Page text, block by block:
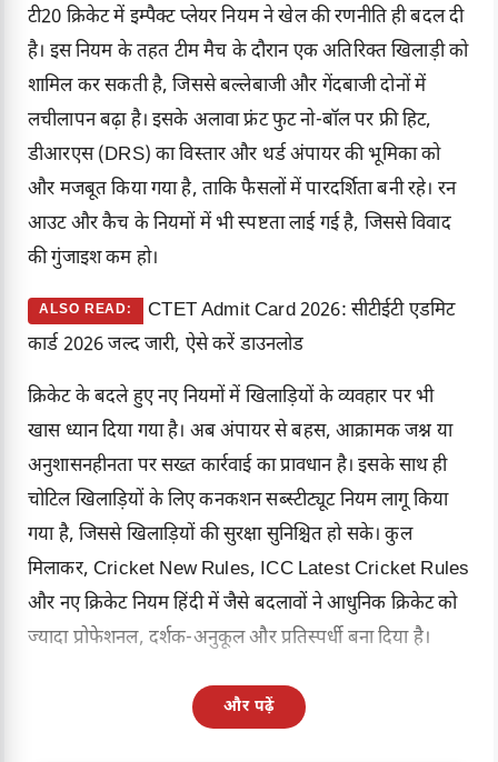
टी20 क्रिकेट में इम्पैक्ट प्लेयर नियम ने खेल की रणनीति ही बदल दी
है। इस नियम के तहत टीम मैच के दौरान एक अतिरिक्त खिलाड़ी को
शामिल कर सकती है, जिससे बल्लेबाजी और गेंदबाजी दोनों में
लचीलापन बढ़ा है। इसके अलावा फ्रंट फुट नो-बॉल पर फ्री हिट,
डीआरएस (DRS) का विस्तार और थर्ड अंपायर की भूमिका को
और मजबूत किया गया है, ताकि फैसलों में पारदर्शिता बनी रहे। रन
आउट और कैच के नियमों में भी स्पष्टता लाई गई है, जिससे विवाद
की गुंजाइश कम हो।
ALSO READ:
CTET Admit Card 2026: सीटीईटी एडमिट
कार्ड 2026 जल्द जारी, ऐसे करें डाउनलोड
क्रिकेट के बदले हुए नए नियमों में खिलाड़ियों के व्यवहार पर भी
खास ध्यान दिया गया है। अब अंपायर से बहस, आक्रामक जश्न या
अनुशासनहीनता पर सख्त कार्रवाई का प्रावधान है। इसके साथ ही
चोटिल खिलाड़ियों के लिए कनकशन सब्स्टीट्यूट नियम लागू किया
गया है, जिससे खिलाड़ियों की सुरक्षा सुनिश्चित हो सके। कुल
मिलाकर, Cricket New Rules, ICCLatest Cricket Rules
और नए क्रिकेट नियम हिंदी में जैसे बदलावों ने आधुनिक क्रिकेट को
ज्यादा प्रोफेशनल, दर्शक-अनुकूल और प्रतिस्पर्धी बना दिया है।
और पढ़ें